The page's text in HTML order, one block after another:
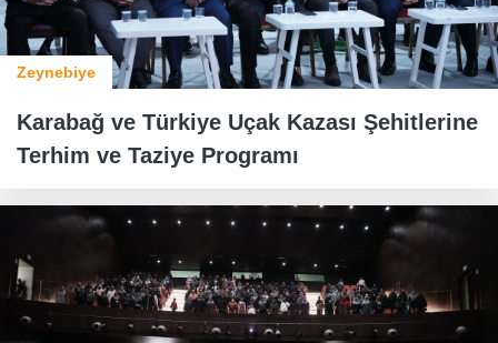
Zeynebiye
Karabağ ve Türkiye Uçak Kazası Şehitlerine
Terhim ve Taziye Programı